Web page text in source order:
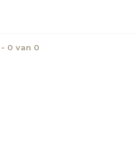
- 0 van 0